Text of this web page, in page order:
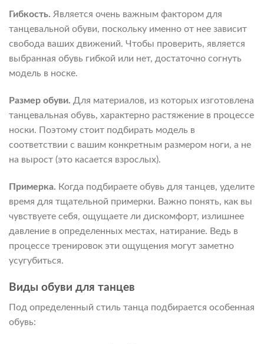
Гибкость. Является очень важным фактором для
танцевальной обуви, поскольку именно от нее зависит
свобода ваших движений. Чтобы проверить, является
выбранная обувь гибкой или нет, достаточно согнуть
модель в носке.
Размер обуви. Для материалов, из которых изготовлена
танцевальная обувь, характерно растяжение в процессе
носки. Поэтому стоит подбирать модель в
соответствии с вашим конкретным размером ноги, а не
на вырост (это касается взрослых).
Примерка. Когда подбираете обувь для танцев, уделите
время для тщательной примерки. Важно понять, как вы
чувствуете себя, ощущаете ли дискомфорт, излишнее
давление в определенных местах, натирание. Ведь в
процессе тренировок эти ощущения могут заметно
усугубиться.
Виды обуви для танцев
Под определенный стиль танца подбирается особенная
обувь: